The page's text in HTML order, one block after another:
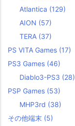
Atlantica (129)
AION (57)
TERA (37)
PS VITA Games (17)
PS3 Games (46)
Diablo3-PS3 (28)
PSP Games (53)
MHP3rd (38)
その他端末 (5)